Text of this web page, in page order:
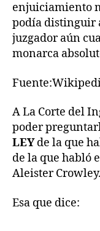
enjuiciamiento
podía distinguir
juzgador aún
monarca
A La Corte del
poder
LEYde la que
de la que habló
Aleister Crowley.
Esa que dice: